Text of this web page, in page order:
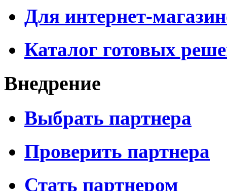
Для интернет-
Каталог готовых
Внедрение
Выбрать партнера
Проверить партнера
Стать партнером